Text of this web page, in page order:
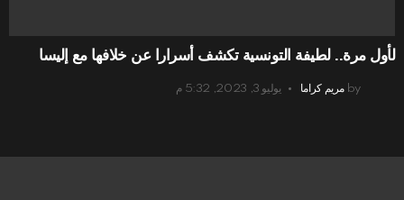
لأول مرة.. لطيفة التونسية تكشف أسرارا عن خلافها مع إليسا
by مريم كراما يوليو 3, 2023, 5:32 م